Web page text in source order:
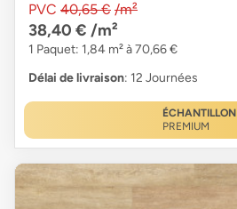
PVC 40,65 € /m²
38,40 € /m²
1 Paquet: 1,84 m² à 70,66 €
Délai de livraison: 12 Journées
ÉCHANTILLON
PREMIUM